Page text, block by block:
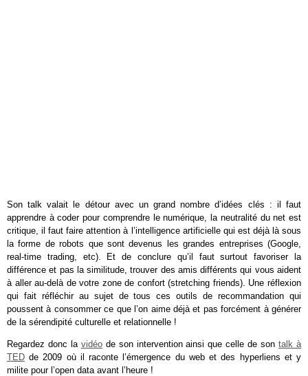
Son talk valait le détour avec un grand nombre d’idées clés : il faut
apprendre à coder pour comprendre le numérique, la neutralité du net est
critique, il faut faire attention à l’intelligence artificielle qui est déjà là sous
la forme de robots que sont devenus les grandes entreprises (Google,
real-time trading, etc). Et de conclure qu’il faut surtout favoriser la
différence et pas la similitude, trouver des amis différents qui vous aident
à aller au-delà de votre zone de confort (stretching friends). Une réflexion
qui fait réfléchir au sujet de tous ces outils de recommandation qui
poussent à consommer ce que l’on aime déjà et pas forcément à générer
de la sérendipité culturelle et relationnelle !
Regardez donc la vidéode son intervention ainsi que celle de sontalk à
TED de 2009 où il raconte l’émergence du web et des hyperliens et y
milite pour l’open data avant l’heure !